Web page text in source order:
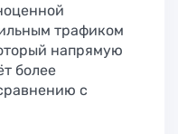
трафиком
напрямую
более
с